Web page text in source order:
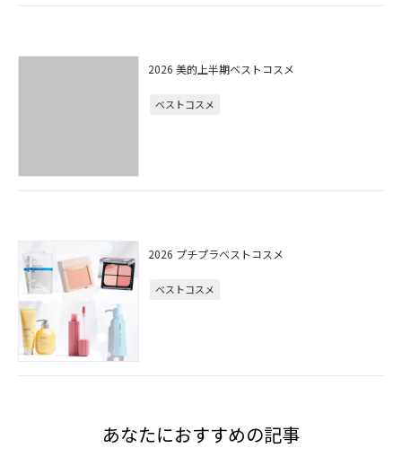
2026 美的上半期ベストコスメ
ベストコスメ
2026 プチプラベストコスメ
ベストコスメ
あなたにおすすめの記事